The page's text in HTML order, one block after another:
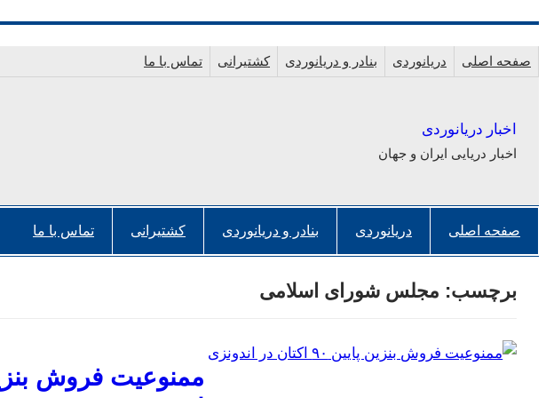
بهصفحه اصلی دریانوردی بنادر و دریانوردی کشتیرانی تماس با ما
اخبار دریانوردی
اخبار دریایی ایران و جهان
صفحه اصلی دریانوردی بنادر و دریانوردی کشتیرانی تماس با ما
برچسب: مجلس شورای اسلامی